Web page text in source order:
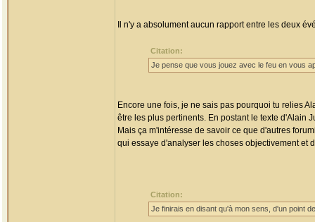
Il n'y a absolument aucun rapport entre les deux
Citation:
Je pense que vous jouez avec le feu en vous
Encore une fois, je ne sais pas pourquoi tu relies
être les plus pertinents. En postant le texte d'Alain
Mais ça m'intéresse de savoir ce que d'autres
qui essaye d'analyser les choses objectivement et
Citation:
Je finirais en disant qu'à mon sens, d'un point